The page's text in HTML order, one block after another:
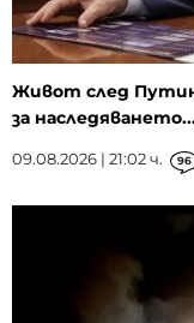
Живот след
за
09.08.2026 | 21:02 ч. 96